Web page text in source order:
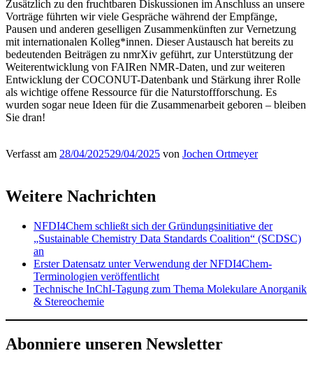
Zusätzlich zu den fruchtbaren Diskussionen im Anschluss an unsere
Vorträge führten wir viele Gespräche während der Empfänge,
Pausen und anderen geselligen Zusammenkünften zur Vernetzung
mit internationalen Kolleg*innen. Dieser Austausch hat bereits zu
bedeutenden Beiträgen zu nmrXiv geführt, zur Unterstützung der
Weiterentwicklung von FAIRen NMR-Daten, und zur weiteren
Entwicklung der COCONUT-Datenbank und Stärkung ihrer Rolle
als wichtige offene Ressource für die Naturstoffforschung. Es
wurden sogar neue Ideen für die Zusammenarbeit geboren – bleiben
Sie dran!
Verfasst am 28/04/202529/04/2025 von Jochen Ortmeyer
Weitere Nachrichten
NFDI4Chem schließt sich der Gründungsinitiative der
„Sustainable Chemistry Data Standards Coalition“ (SCDSC)
an
Erster Datensatz unter Verwendung der NFDI4Chem-
Terminologien veröffentlicht
Technische InChI-Tagung zum Thema Molekulare Anorganik
& Stereochemie
Abonniere unseren Newsletter